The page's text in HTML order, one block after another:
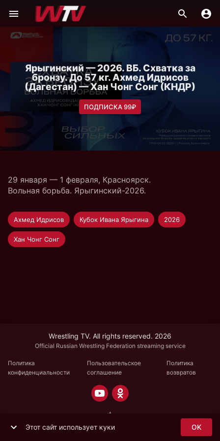
Ярыгинский — 2026. ВБ. Схватка за
бронзу. До 57 кг. Ахмед Идрисов
(Дагестан) — Хан Чонг Сонг (КНДР)
ПОДПИСКА 99₽
29 января — 1 февраля, Красноярск.
Вольная борьба. Ярыгинский-2026.
Ахмед Идрисов Кубок Ивана Ярыгина 2026
Хан Чонг Сонг
Wrestling TV. All rights reserved. 2026
Official Russian Wrestling Federation streaming service
Политика
конфиденциальности
Пользовательское
соглашение
Политика
возвратов
Этот сайт использует куки OK